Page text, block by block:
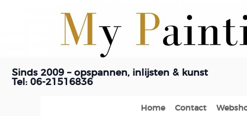
Sinds 2009 – opspannen, inlijsten & kunst
Tel: 06-21516836
Home Contact